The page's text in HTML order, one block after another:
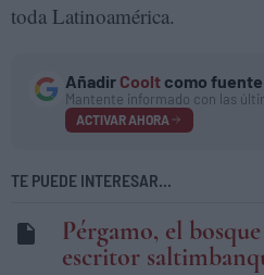
toda Latinoamérica.
Añadir Coolt como fuente
Mantente informado con las
ACTIVAR AHORA
TE PUEDE INTERESAR...
Pérgamo, el
escritor